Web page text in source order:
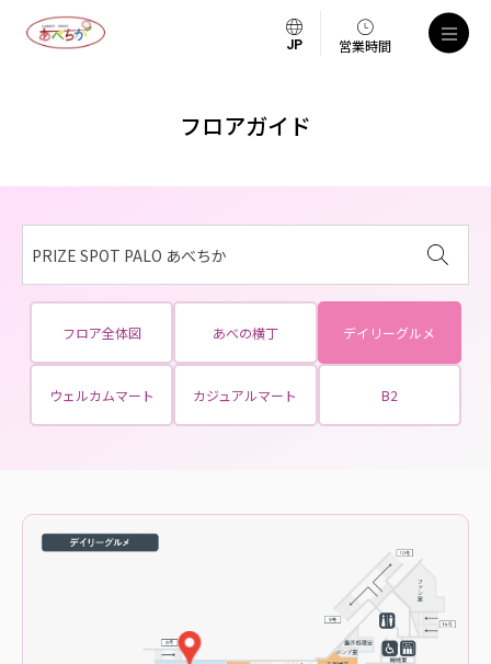
営業時間
フロアガイド
PRIZE SPOT PALO あべちか
フロア全体図 あべの横丁 デイリーグルメ
ウェルカムマート カジュアルマート B2